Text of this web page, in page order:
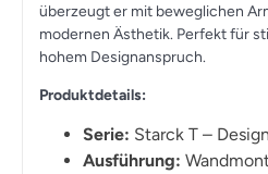
überzeugt er mit beweglichen
modernen Ästhetik. Perfekt für
hohem Designanspruch.
Produktdetails:
Serie: Starck T –
Ausführung: